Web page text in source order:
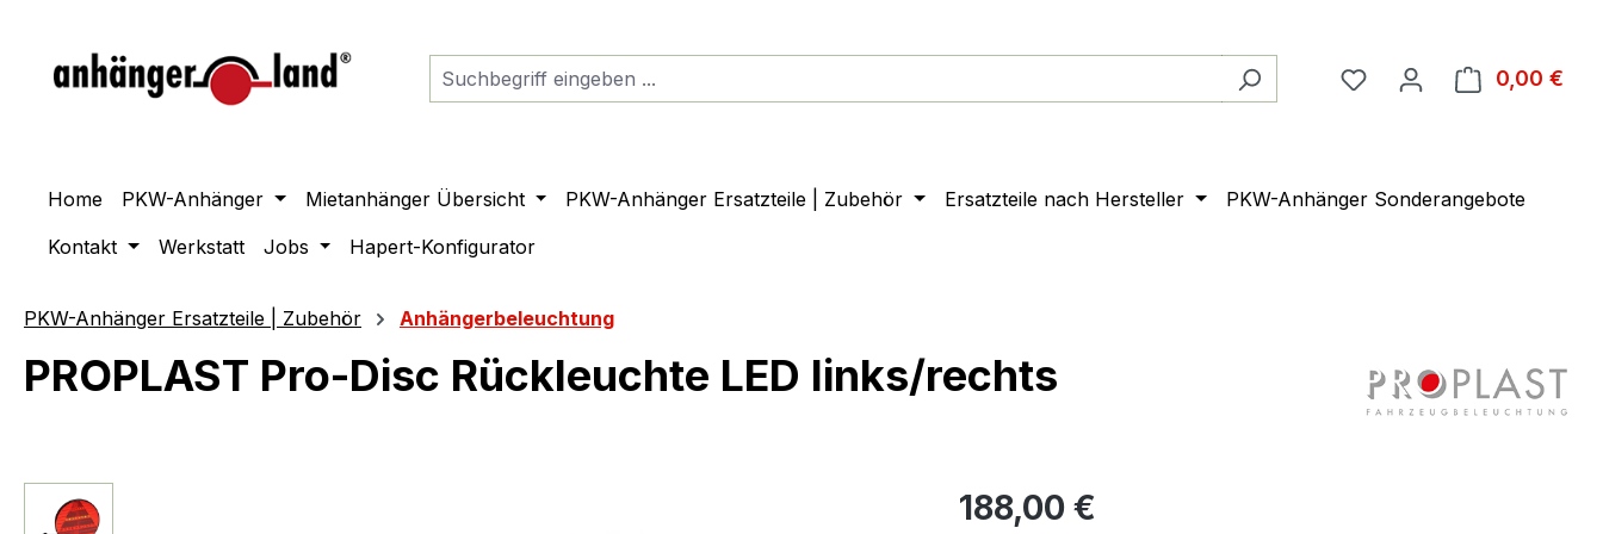
0,00 €
Home PKW-Anhänger Mietanhänger Übersicht PKW-Anhänger Ersatzteile | Zubehör Ersatzteile nach Hersteller
PKW-Anhänger Sonderangebote
Kontakt
Werkstatt Jobs Hapert-Konfigurator
PKW-Anhänger Ersatzteile | Zubehör Anhängerbeleuchtung
PROPLAST Pro-Disc Rückleuchte LED links/rechts
Bildergalerie überspringen 188,00 €